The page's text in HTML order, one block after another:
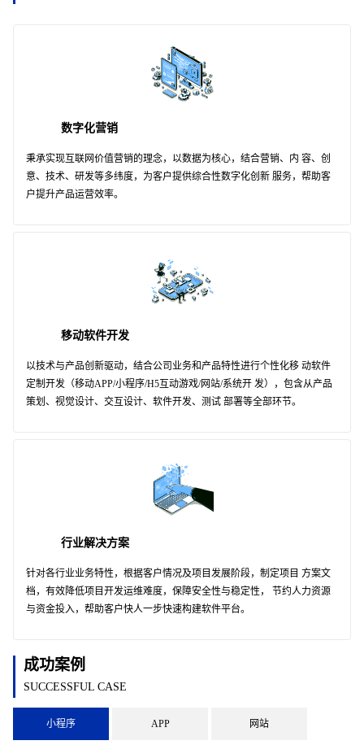
数字化营销
秉承实现互联网价值营销的理念，以数据为核心，结合营销、内 容、创
意、技术、研发等多纬度，为客户提供综合性数字化创新 服务，帮助客
户提升产品运营效率。
移动软件开发
以技术与产品创新驱动，结合公司业务和产品特性进行个性化移 动软件
定制开发（移动APP/小程序/H5互动游戏/网站/系统开 发），包含从产品
策划、视觉设计、交互设计、软件开发、测试 部署等全部环节。
行业解决方案
针对各行业业务特性，根据客户情况及项目发展阶段，制定项目 方案文
档，有效降低项目开发运维难度，保障安全性与稳定性， 节约人力资源
与资金投入，帮助客户快人一步快速构建软件平台。
成功案例
SUCCESSFUL CASE
小程序 APP 网站